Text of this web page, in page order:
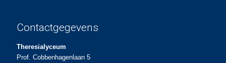
Contactgegevens
Theresialyceum
Prof. Cobbenhagenlaan 5